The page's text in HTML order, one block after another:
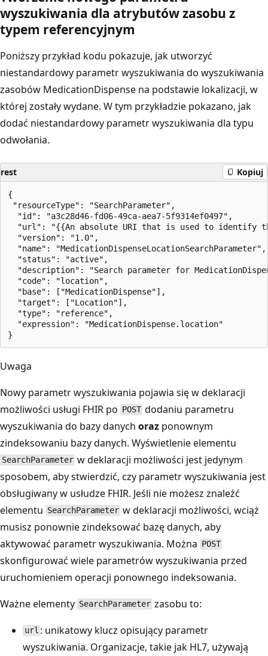
wyszukiwania dla atrybutów zasobu z
typem referencyjnym
Poniższy przykład kodu pokazuje, jak utworzyć
niestandardowy parametr wyszukiwania do wyszukiwania
zasobów MedicationDispense na podstawie lokalizacji, w
której zostały wydane. W tym przykładzie pokazano, jak
dodać niestandardowy parametr wyszukiwania dla typu
odwołania.
rest Kopiuj
{
"resourceType": "SearchParameter",
  "id": "a3c28d46-fd06-49ca-aea7-5f9314ef0497",
"url": "{{An absolute URI that is used to identify
  "version": "1.0",
  "name": "MedicationDispenseLocationSearchParameter",
  "status": "active",
"description": "Search parameter for
  "code": "location",
  "base": ["MedicationDispense"],
  "target": ["Location"],
  "type": "reference",
  "expression": "MedicationDispense.location"
Uwaga
Nowy parametr wyszukiwania pojawia się w deklaracji
możliwości usługi FHIR po POST dodaniu parametru
wyszukiwania do bazy danych oraz ponownym
zindeksowaniu bazy danych. Wyświetlenie elementu
SearchParameter w deklaracji możliwości jest jedynym
sposobem, aby stwierdzić, czy parametr wyszukiwania jest
obsługiwany w usłudze FHIR. Jeśli nie możesz znaleźć
elementu SearchParameter w deklaracji możliwości, wciąż
musisz ponownie zindeksować bazę danych, aby
aktywować parametr wyszukiwania. Można POST
skonfigurować wiele parametrów wyszukiwania przed
uruchomieniem operacji ponownego indeksowania.
Ważne elementy SearchParameter zasobu to:
url : unikatowy klucz opisujący parametr
wyszukiwania. Organizacje, takie jak HL7, używają